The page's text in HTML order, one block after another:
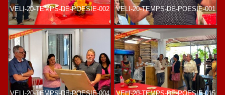
VELI-20-TEMPS-DE-POESIE-002 VELI-20-TEMPS-DE-POESIE-001
VELI-20-TEMPS-DE-POESIE-004 VELI-20-TEMPS-DE-POESIE-015